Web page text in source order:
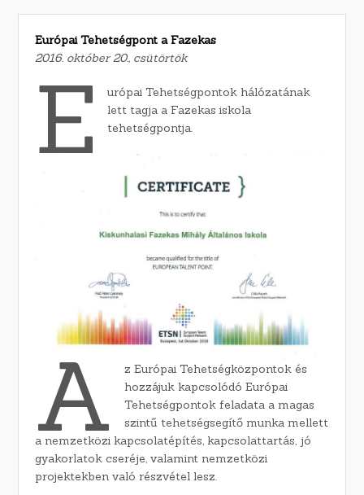
Európai Tehetségpont a Fazekas
2016. október 20., csütörtök
E
urópai Tehetségpontok hálózatának
lett tagja a Fazekas iskola
tehetségpontja.
A
z Európai Tehetségközpontok és
hozzájuk kapcsolódó Európai
Tehetségpontok feladata a magas
szintű tehetségsegítő munka mellett
a nemzetközi kapcsolatépítés, kapcsolattartás, jó
gyakorlatok cseréje, valamint nemzetközi
projektekben való részvétel lesz.